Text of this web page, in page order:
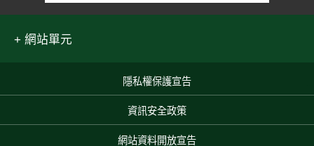
網站單元
隱私權保護宣告
資訊安全政策
網站資料開放宣告